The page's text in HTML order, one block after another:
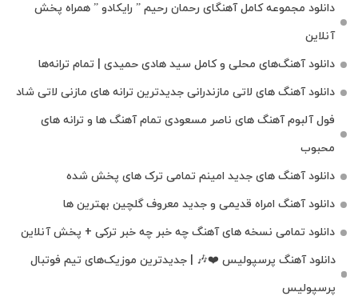
دانلود مجموعه کامل آهنگای رحمان رحیم ” رایکادو ” همراه پخش
آنلاین
دانلود آهنگ‌های محلی و کامل سید هادی حمیدی | تمام ترانه‌ها
دانلود آهنگ‌ های لاتی مازندرانی جدیدترین ترانه های مازنی لاتی شاد
فول آلبوم آهنگ‌ های ناصر مسعودی تمام آهنگ‌ ها و ترانه‌ های
محبوب
دانلود آهنگ های جدید امینم تمامی ترک های پخش شده
دانلود آهنگ امراه قدیمی و جدید معروف گلچین بهترین ها
دانلود تمامی نسخه های آهنگ چه خبر چه خبر ترکی + پخش آنلاین
دانلود آهنگ پرسپولیس ❤️🎶 | جدیدترین موزیک‌های تیم فوتبال
پرسپولیس